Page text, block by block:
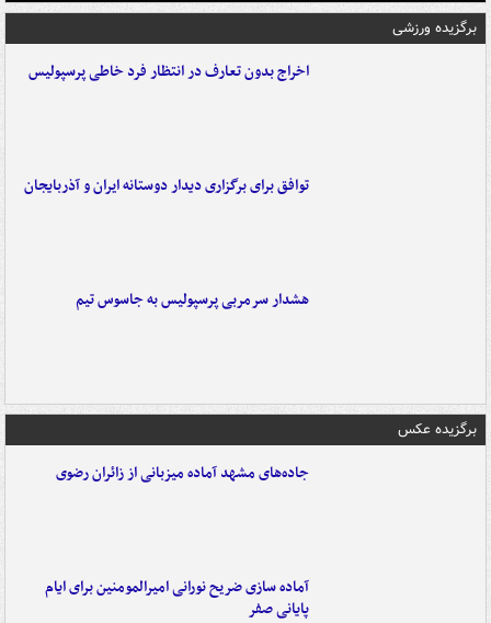
برگزیده ورزشی
اخراج بدون تعارف در انتظار فرد خاطی پرسپولیس
توافق برای برگزاری دیدار دوستانه ایران و آذربایجان
هشدار سرمربی پرسپولیس به جاسوس تیم
برگزیده عکس
جاده‌های مشهد آماده میزبانی از زائران رضوی
آماده سازی ضریح نورانی امیرالمومنین برای ایام
پایانی صفر